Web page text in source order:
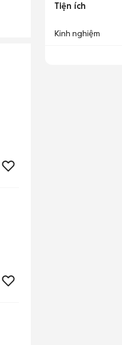
Tiện ích
Kinh nghiệm